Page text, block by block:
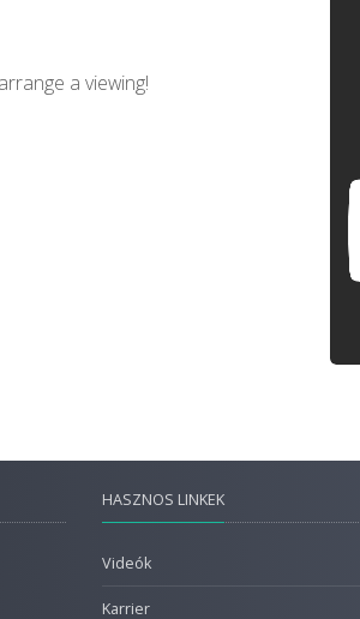
a viewing!
HASZNOS LINKEK
Videók
Karrier